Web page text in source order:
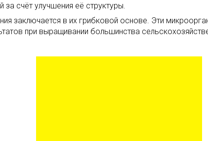
счёт улучшения её структуры.
заключается в их грибковой основе. Эти
при выращивании большинства